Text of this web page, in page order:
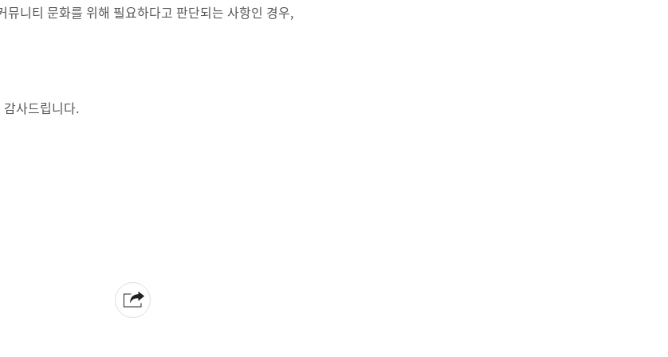
뮤니티 문화를 위해 필요하다고 판단되는 사항인 경우,
사드립니다.